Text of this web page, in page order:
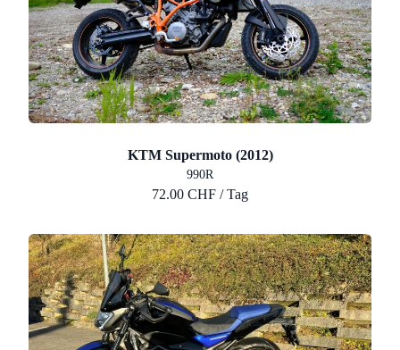
KTM Supermoto (2012)
990R
72.00 CHF / Tag